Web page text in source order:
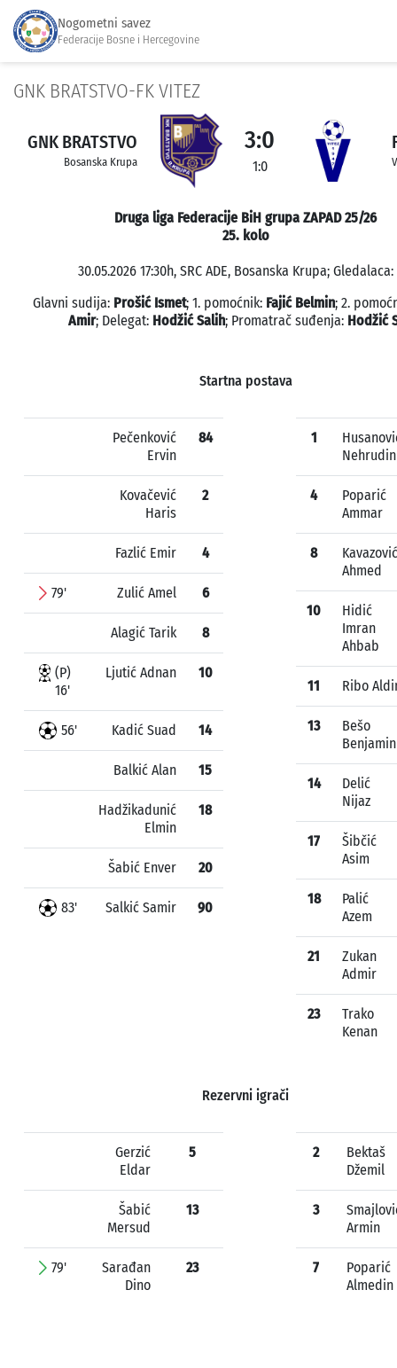
Nogometni savez
Federacije Bosne i Hercegovine
GNK BRATSTVO-FK VITEZ
GNK BRATSTVO
Bosanska Krupa
3:0
1:0
Druga liga Federacije BiH grupa ZAPAD 25/26
25. kolo
30.05.2026 17:30h, SRC ADE, Bosanska Krupa; Gledalaca:
Glavni sudija: Prošić Ismet; 1. pomoćnik: Fajić Belmin; 2.
Amir; Delegat: Hodžić Salih; Promatrač suđenja: Hodžić
Startna postava
Pečenković
Ervin
84
Kovačević
Haris
2
Fazlić Emir 4
79' Zulić Amel 6
Alagić Tarik 8
(P)
16'
Ljutić Adnan 10
56' Kadić Suad 14
Balkić Alan 15
Hadžikadunić
Elmin
18
Šabić Enver 20
83' Salkić Samir 90
1
Nehrudin
4
Poparić
Ammar
8
Kavazović
Ahmed
10
Hidić
Imran
Ahbab
11 Ribo
13
Bešo
Benjamin
14
Delić
Nijaz
17
Šibčić
Asim
18
Palić
Azem
21
Zukan
Admir
23
Trako
Kenan
Rezervni igrači
Gerzić
Eldar
5
Šabić
Mersud
13
79'
Sarađan
Dino
23
2
Bektaš
Džemil
3
Armin
7
Poparić
Almedin